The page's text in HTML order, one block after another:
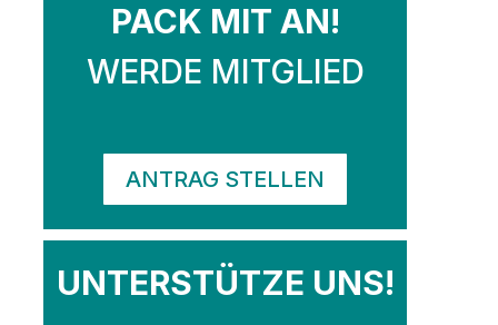
PACK MIT AN!
WERDE MITGLIED
ANTRAG STELLEN
UNTERSTÜTZE UNS!